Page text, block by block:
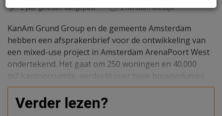
2 jaar geleden aangepast
2 minuten leestijd
KanAm Grund Group en de gemeente Amsterdam
hebben een afsprakenbrief voor de ontwikkeling van
een mixed-use project in Amsterdam ArenaPoort West
ondertekend. Het gaat om 250 woningen en 40.000
m2 kantoorruimte, verdeeld over twee bouwvolumes.
Verder lezen?